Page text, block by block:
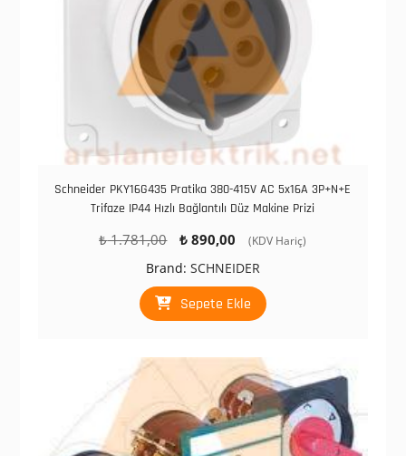
Schneider PKY16G435 Pratika 380-415V AC 5x16A 3P+N+E
Trifaze IP44 Hızlı Bağlantılı Düz Makine Prizi
₺1.781,00
Orijinal
₺ 1.781,00.
₺ 890,00
Şu
fiyat:
₺ 890,00.
(KDV Hariç)
Brand: SCHNEIDER
Sepete Ekle